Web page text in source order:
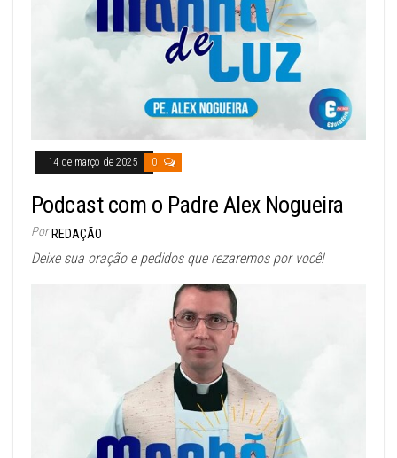
14 de março de 2025 0
Podcast com o Padre Alex Nogueira
Por REDAÇÃO
Deixe sua oração e pedidos que rezaremos por você!